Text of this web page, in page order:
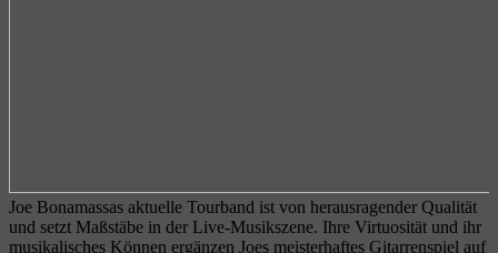
Joe Bonamassas aktuelle Tourband ist von herausragender Qualität
und setzt Maßstäbe in der Live-Musikszene. Ihre Virtuosität und ihr
musikalisches Können ergänzen Joes meisterhaftes Gitarrenspiel auf